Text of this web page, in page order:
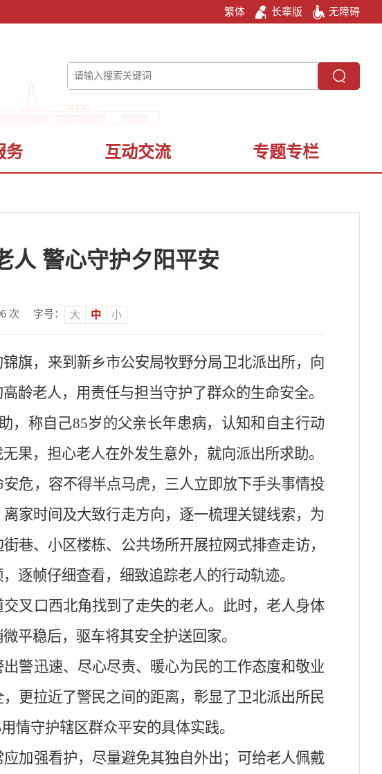
繁体 长辈版 无障碍
务 互动交流 专题专栏
人 警心守护夕阳平安
次 字号： 大 中 小
旗，来到新乡市公安局牧野分局卫北派出所，向
龄老人，用责任与担当守护了群众的生命安全。
，称自己85岁的父亲长年患病，认知和自主行动
果，担心老人在外发生意外，就向派出所求助。
危，容不得半点马虎，三人立即放下手头事情投
家时间及大致行走方向，逐一梳理关键线索，为
巷、小区楼栋、公共场所开展拉网式排查走访，
逐帧仔细查看，细致追踪老人的行动轨迹。
叉口西北角找到了走失的老人。此时，老人身体
平稳后，驱车将其安全护送回家。
警迅速、尽心尽责、暖心为民的工作态度和敬业
更拉近了警民之间的距离，彰显了卫北派出所民
情守护辖区群众平安的具体实践。
加强看护，尽量避免其独自外出；可给老人佩戴